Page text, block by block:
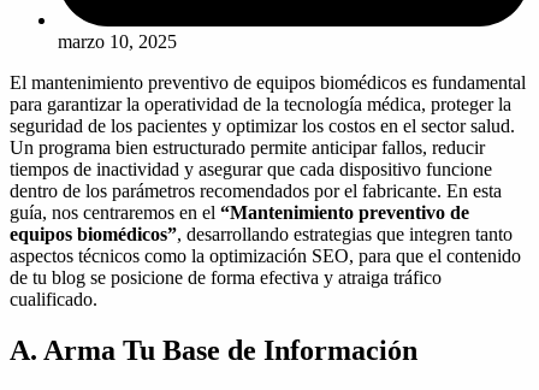
marzo 10, 2025
El mantenimiento preventivo de equipos biomédicos es fundamental
para garantizar la operatividad de la tecnología médica, proteger la
seguridad de los pacientes y optimizar los costos en el sector salud.
Un programa bien estructurado permite anticipar fallos, reducir
tiempos de inactividad y asegurar que cada dispositivo funcione
dentro de los parámetros recomendados por el fabricante. En esta
guía, nos centraremos en el “Mantenimiento preventivo de
equipos biomédicos”, desarrollando estrategias que integren tanto
aspectos técnicos como la optimización SEO, para que el contenido
de tu blog se posicione de forma efectiva y atraiga tráfico
cualificado.
A. Arma Tu Base de Información